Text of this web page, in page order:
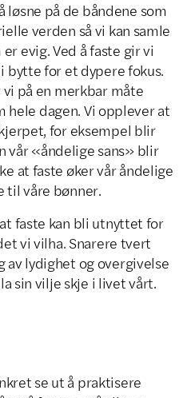
løsne på de båndene som
verden så vi kan samle
evig. Ved å faste gir vi
bytte for et dypere fokus.
på en merkbar måte
hele dagen. Vi opplever at
for eksempel blir
vår «åndelige sans» blir
at faste øker vår åndelige
til våre bønner.
faste kan bli utnyttet for
vi vilha. Snarere tvert
av lydighet og overgivelse
sin vilje skje i livet vårt.
se ut å praktisere